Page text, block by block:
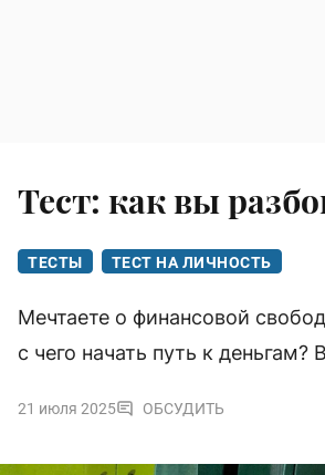
Тест: как вы
ТЕСТЫ ТЕСТ НА ЛИЧНОСТЬ
Мечтаете о финансовой
с чего начать путь к деньгам?
21 июля 2025 ОБСУДИТЬ